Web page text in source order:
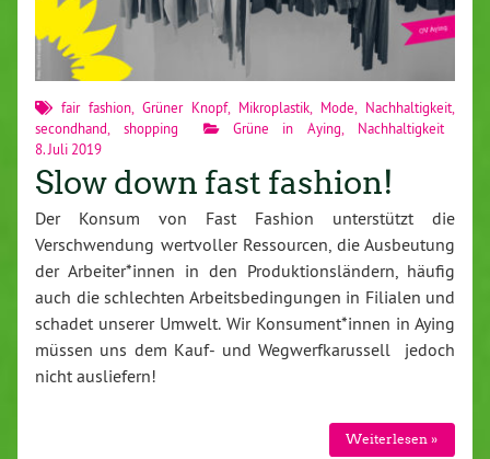
fair fashion Grüner Knopf, Mikroplastik Mode Nachhaltigkeit
secondhand
shopping Grüne in Aying
Nachhaltigkeit
8. Juli 2019
Slow down fast fashion!
Der Konsum von Fast Fashion unterstützt die
Verschwendung wertvoller Ressourcen, die Ausbeutung
der Arbeiter*innen in den Produktionsländern, häufig
auch die schlechten Arbeitsbedingungen in Filialen und
schadet unserer Umwelt. Wir Konsument*innen in Aying
müssen uns dem Kauf- und Wegwerfkarussell jedoch
nicht ausliefern!
Weiterlesen »